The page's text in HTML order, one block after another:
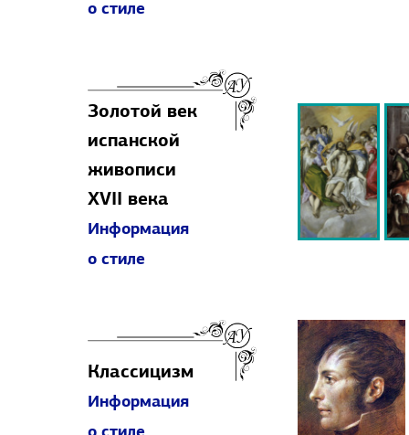
о стиле
Золотой век
испанской
живописи
XVII века
Информация
о стиле
Классицизм
Информация